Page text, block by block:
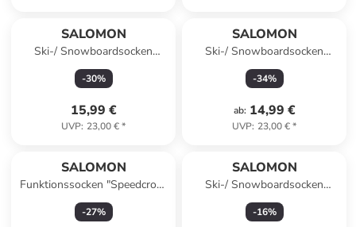
SALOMON
Ski-/ Snowboardsocken
"S/PRO" in Blau/ Schwarz
-30%
15,99 €
UVP: 23,00 €*
SALOMON
Ski-/ Snowboardsocken
"S/S/MAX" in Schwarz/ Rot
-34%
ab: 14,99 €
UVP: 23,00 €*
SALOMON
Funktionssocken "Speedcross
Ankle" in Rot
-27%
SALOMON
Ski-/ Snowboardsocken
"Gravel Crew" in Dunkelblau/
Rot
-16%